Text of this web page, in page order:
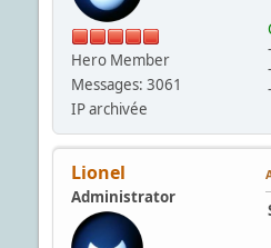
Hero Member
Messages: 3061
IP archivée
Lionel
Administrator